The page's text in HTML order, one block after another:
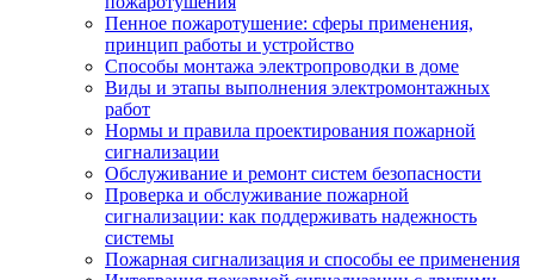
Пенное пожаротушение: сферы применения,
принцип работы и устройство
Способы монтажа электропроводки в доме
Виды и этапы выполнения электромонтажных
работ
Нормы и правила проектирования пожарной
сигнализации
Обслуживание и ремонт систем безопасности
Проверка и обслуживание пожарной
сигнализации: как поддерживать надежность
системы
Пожарная сигнализация и способы ее применения